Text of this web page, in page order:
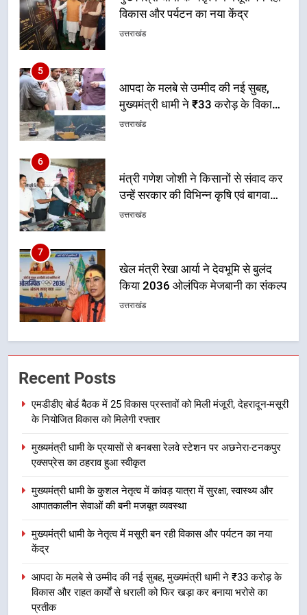
मुख्यमंत्री धामी ने ₹33 करोड़ के विकास
और राहत कार्यों से धराली को फिर खड़ा
उत्तराखंड
6
मंत्री गणेश जोशी ने किसानों से संवाद कर
उन्हें सरकार की विभिन्न कृषि एवं बागवानी
योजनाओं का अधिक से अधिक लाभ उठाने
उत्तराखंड
7
खेल मंत्री रेखा आर्या ने देवभूमि से बुलंद
किया 2036 ओलंपिक मेजबानी का संकल्प
उत्तराखंड
8
बंशीधर तिवारी के नेतृत्वकारी संदेश और
ललित मोहन जोशी के सामाजिक अभियान
से युवाओं ने लिया नशामुक्त भारत का
उत्तराखंड
1
उत्तराखंड
मुख्यमंत्री धामी के प्रयासों से बनबसा रेलवे
स्टेशन पर अछनेरा-टनकपुर एक्सप्रेस का
ठहराव हुआ स्वीकृत
उत्तराखंड
मुख्यमंत्री धामी के कुशल नेतृत्व में कांवड़
सेवाओं की बनी मजबूत व्यवस्था
उत्तराखंड
Recent Posts
एमडीडीए बोर्ड बैठक में 25 विकास प्रस्तावों को मिली मंजूरी, देहरादून-मसूरी
के नियोजित विकास को मिलेगी रफ्तार
मुख्यमंत्री धामी के प्रयासों से बनबसा रेलवे स्टेशन पर अछनेरा-टनकपुर
एक्सप्रेस का ठहराव हुआ स्वीकृत
मुख्यमंत्री धामी के कुशल नेतृत्व में कांवड़ यात्रा में सुरक्षा, स्वास्थ्य और
आपातकालीन सेवाओं की बनी मजबूत व्यवस्था
मुख्यमंत्री धामी के नेतृत्व में मसूरी बन रही विकास और पर्यटन का नया
केंद्र
आपदा के मलबे से उम्मीद की नई सुबह, मुख्यमंत्री धामी ने ₹33 करोड़ के
विकास और राहत कार्यों से धराली को फिर खड़ा कर बनाया भरोसे का
प्रतीक